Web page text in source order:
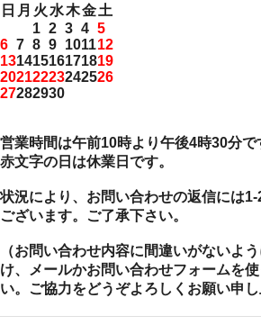
日 月 火 水木金土
1 2 3 4 5
6 7 8 9 101112
13141516171819
20212223242526
27282930
営業時間は午前10時より午後4時30分で
赤文字の日は休業日です。
状況により、お問い合わせの返信には
ございます。ご了承下さい。
（お問い合わせ内容に間違いがないよ
け、メールかお問い合わせフォームを
い。ご協力をどうぞよろしくお願い申し